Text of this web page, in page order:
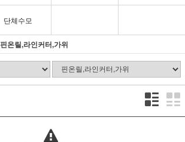
단체수모
핀온릴,라인커터,가위